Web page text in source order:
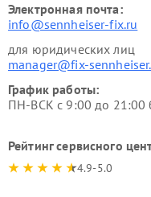
Электронная почта:
info@sennheiser-fix.ru
для юридических лиц
manager@fix-
График работы:
ПН-ВСК с 9:00 до 21:00
Рейтинг сервисного
4.9-5.0